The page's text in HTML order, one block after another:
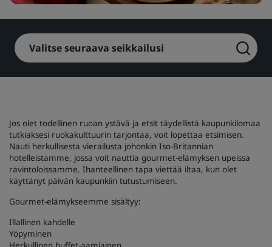
Park Plaza Park Inn by Radisson
Prize by Radisson Country Inn & Suites
Brändit Kiinassa
J. Jin Jiang
Kunlun
Keskustan hotellit
Valitse seuraava seikkailusi
Jos olet todellinen ruoan ystävä ja etsit täydellistä kaupunkilomaa
tutkiaksesi ruokakulttuurin tarjontaa, voit lopettaa etsimisen.
Nauti herkullisesta vierailusta johonkin Iso-Britannian
hotelleistamme, jossa voit nauttia gourmet-elämyksen upeissa
ravintoloissamme. Ihanteellinen tapa viettää iltaa, kun olet
käyttänyt päivän kaupunkiin tutustumiseen.
Gourmet-elämykseemme sisältyy:
Illallinen kahdelle
Yöpyminen